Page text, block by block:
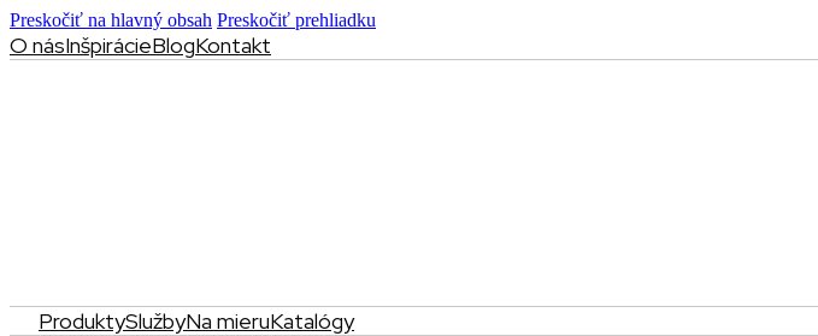
Preskočiť na hlavný obsah Preskočiť prehliadku
O násInšpirácieBlogKontakt
ProduktySlužbyNa mieruKatalógy